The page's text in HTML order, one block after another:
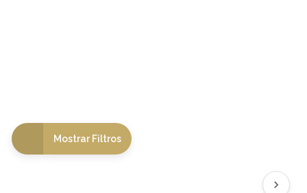
Mostrar Filtros